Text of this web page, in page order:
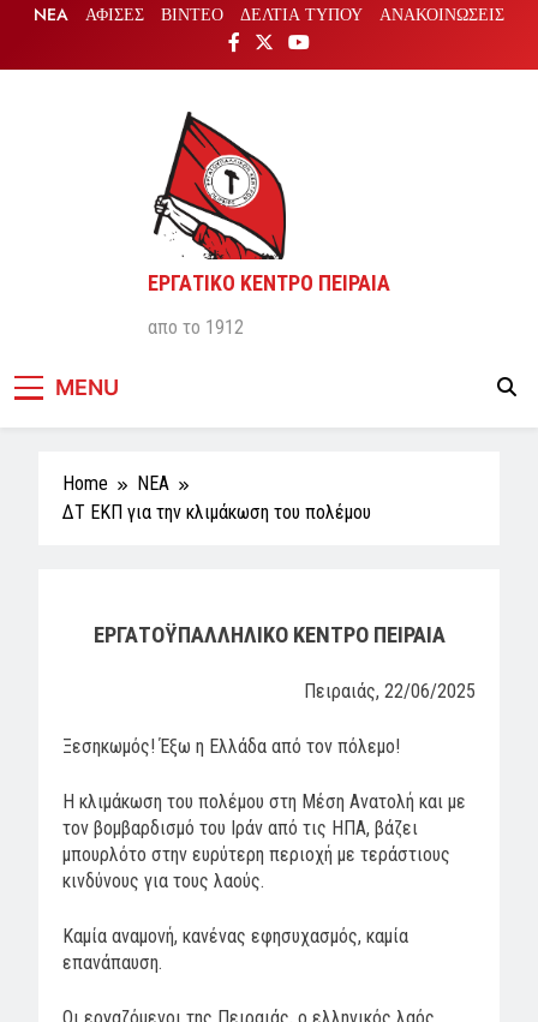
content
NEA ΑΦΙΣΕΣ ΒΙΝΤΕΟ ΔΕΛΤΙΑ ΤΥΠΟΥ ΑΝΑΚΟΙΝΩΣΕΙΣ
ΕΡΓΑΤΙΚΟ ΚΕΝΤΡΟ ΠΕΙΡΑΙΑ
απο το 1912
MENU
Home
NEA
ΔΤ ΕΚΠ για την κλιμάκωση του πολέμου
ΕΡΓΑΤΟΫΠΑΛΛΗΛΙΚΟ ΚΕΝΤΡΟ ΠΕΙΡΑΙΑ
Πειραιάς, 22/06/2025
Ξεσηκωμός! Έξω η Ελλάδα από τον πόλεμο!
Η κλιμάκωση του πολέμου στη Μέση Ανατολή και με
τον βομβαρδισμό του Ιράν από τις ΗΠΑ, βάζει
μπουρλότο στην ευρύτερη περιοχή με τεράστιους
κινδύνους για τους λαούς.
Καμία αναμονή, κανένας εφησυχασμός, καμία
επανάπαυση.